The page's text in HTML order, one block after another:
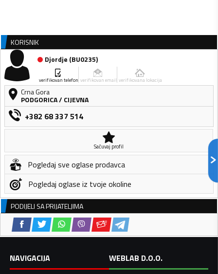
KORISNIK
Djordje (BU0235)
verifikovan telefon verifikovan email verifikovana lokacija
Crna Gora
PODGORICA/ CIJEVNA
+382 68 337 514
Sačuvaj profil
Pogledaj sve oglase prodavca
Pogledaj oglase iz tvoje okoline
PODIJELI SA PRIJATELJIMA
NAVIGACIJA
WEBLAB D.O.O.